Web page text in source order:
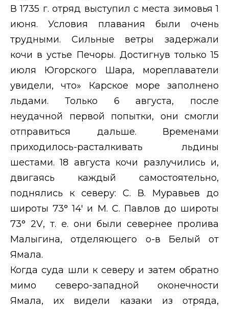
В 1735 г. отряд выступил с места зимовья 1
июня. Условия плавания были очень
трудными. Сильные ветры задержали
кочи в устье Печоры. Достигнув только 15
июля Югорского Шара, мореплаватели
увидели, что» Карское море заполнено
льдами. Только 6 августа, после
неудачной первой попытки, они смогли
отправиться дальше. Временами
приходилось-расталкивать льдины
шестами. 18 августа кочи разлучились и,
двигаясь каждый самостоятельно,
поднялись к северу: С. В. Муравьев до
широты 73° 14′ и М. С. Павлов до широты
73° 2V, т. е. они были севернее пролива
Малыгина, отделяющего о-в Белый от
Ямала.
Когда суда шли к северу и затем обратно
мимо северо-западной оконечности
Ямала, их видели казаки из отряда,